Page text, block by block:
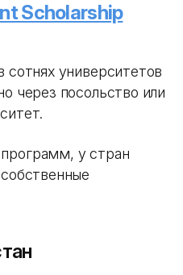
Scholarship
университетов
через посольство или
у стран